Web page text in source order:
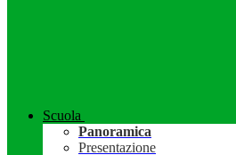
Scuola
Panoramica
Presentazione